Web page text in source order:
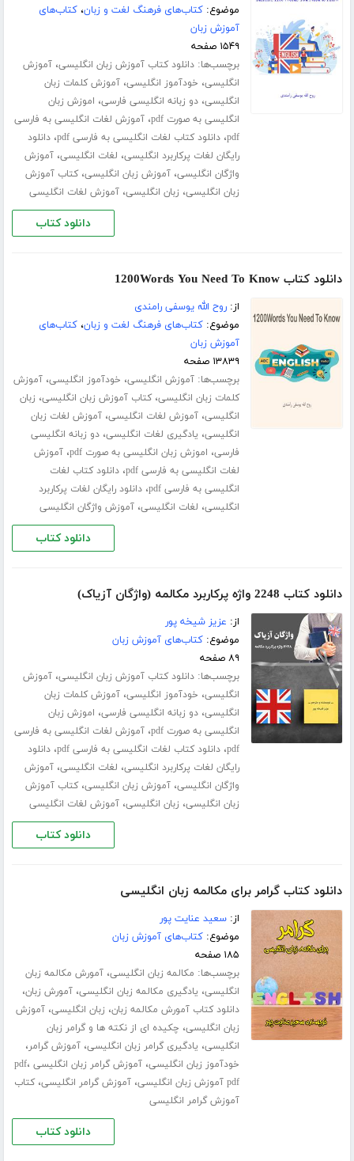
موضوع:کتاب‌های فرهنگ لغت و زبان،کتاب‌های
آموزش زبان
۱۵۴۹ صفحه
برچسب‌ها:دانلود کتاب آموزش زبان انگلیسی،آموزش
انگلیسی، خودآموز انگلیسی،آموزش کلمات زبان
انگلیسی،دو زبانه انگلیسی فارسی، اموزش زبان
انگلیسی به صورت pdf
،آموزش لغات انگلیسی به فارسی
pdf،دانلود کتاب لغات انگلیسی به فارسی pdf ،دانلود
رایگان لغات پرکاربرد انگلیسی، لغات انگلیسی،آموزش
واژگان انگلیسی،آموزش زبان انگلیسی،کتاب آموزش
زبان انگلیسی، زبان انگلیسی،آموزش لغات انگلیسی
دانلود کتاب
دانلود کتاب 1200Words You Need To Know
از:روح الله یوسفی رامندی
موضوع:کتاب‌های فرهنگ لغت و زبان،کتاب‌های
آموزش زبان
۱۳۸۳۹ صفحه
برچسب‌ها:آموزش انگلیسی، خودآموز انگلیسی،آموزش
کلمات زبان انگلیسی،کتاب آموزش زبان انگلیسی، زبان
انگلیسی،آموزش لغات انگلیسی،آموزش لغات زبان
انگلیسی، یادگیری لغات انگلیسی،دو زبانه انگلیسی
فارسی، اموزش زبان انگلیسی به صورت pdf ،آموزش
لغات انگلیسی به فارسی pdf
،دانلود کتاب لغات
انگلیسی به فارسی pdf
،دانلود رایگان لغات پرکاربرد
انگلیسی، لغات انگلیسی،آموزش واژگان انگلیسی
دانلود کتاب
دانلود کتاب 2248 واژه پرکاربرد مکالمه (واژگان آزیاک)
از: عزیز شیخه پور
موضوع:کتاب‌های آموزش زبان
۸۹ صفحه
برچسب‌ها:دانلود کتاب آموزش زبان انگلیسی،آموزش
انگلیسی، خودآموز انگلیسی،آموزش کلمات زبان
انگلیسی،دو زبانه انگلیسی فارسی، اموزش زبان
انگلیسی به صورت pdf
،آموزش لغات انگلیسی به فارسی
pdf،دانلود کتاب لغات انگلیسی به فارسی pdf ،دانلود
رایگان لغات پرکاربرد انگلیسی، لغات انگلیسی،آموزش
واژگان انگلیسی،آموزش زبان انگلیسی،کتاب آموزش
زبان انگلیسی، زبان انگلیسی،آموزش لغات انگلیسی
دانلود کتاب
دانلود کتاب گرامر برای مکالمه زبان انگلیسی
از:سعید عنایت پور
موضوع:کتاب‌های آموزش زبان
۱۸۵ صفحه
برچسب‌ها: مکالمه زبان انگلیسی،آمورش مکالمه زبان
انگلیسی، یادگیری مکالمه زبان انگلیسی،آمورش زبان،
دانلود کتاب آمورش مکالمه زبان، زبان انگلیسی،آموزش
زبان انگلیسی، چکیده ای از نکته ها و گرامر زبان
انگلیسی، یادگیری گرامر زبان انگلیسی،آموزش گرامر،
خودآموز زبان انگلیسی،آموزش گرامر زبان انگلیسی pdf ،
pdf آموزش زبان انگلیسی ،آموزش گرامر انگلیسی،کتاب
آموزش گرامر انگلیسی
دانلود کتاب